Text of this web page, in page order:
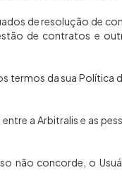
de resolução de
de contratos e
da sua Política
a Arbitralis e as
não concorde, o